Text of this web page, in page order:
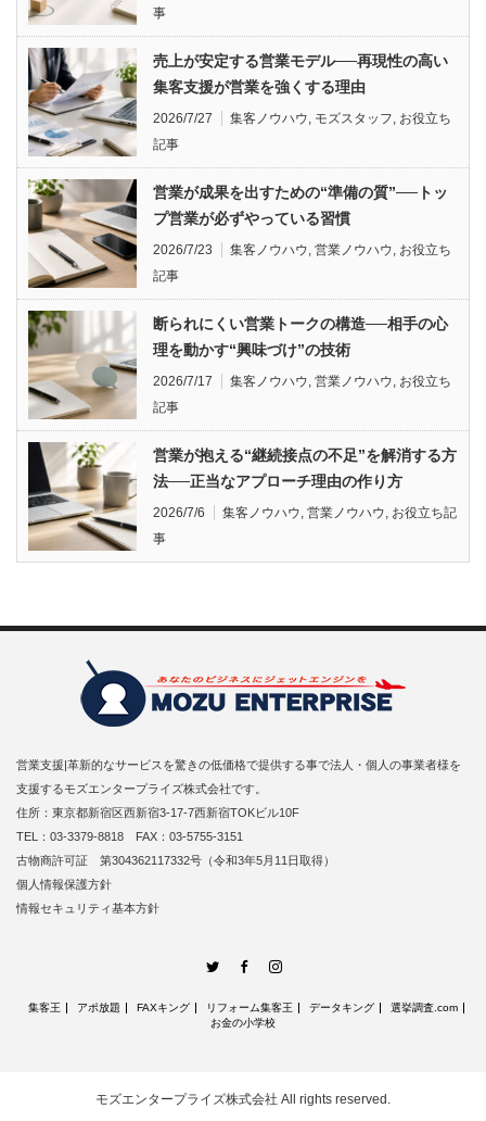
事
売上が安定する営業モデル──再現性の高い
集客支援が営業を強くする理由
2026/7/27 集客ノウハウ モズスタッフ お役立ち
記事
営業が成果を出すための“準備の質”──トッ
プ営業が必ずやっている習慣
2026/7/23 集客ノウハウ 営業ノウハウ お役立ち
記事
断られにくい営業トークの構造──相手の心
理を動かす“興味づけ”の技術
2026/7/17 集客ノウハウ 営業ノウハウ お役立ち
記事
営業が抱える“継続接点の不足”を解消する方
法──正当なアプローチ理由の作り方
2026/7/6 集客ノウハウ 営業ノウハウ お役立ち記
事
営業支援|革新的なサービスを驚きの低価格で提供する事で法人・個人の事業者様を
支援するモズエンタープライズ株式会社です。
住所：東京都新宿区西新宿3-17-7西新宿TOKビル10F
TEL：03-3379-8818 FAX：03-5755-3151
古物商許可証 第304362117332号（令和3年5月11日取得）
個人情報保護方針
情報セキュリティ基本方針
TwitterFacebook
集客王 アポ放題 FAXキング リフォーム集客王 データキング
選挙調査.com
お金の小学校
モズエンタープライズ株式会社 All rights reserved.